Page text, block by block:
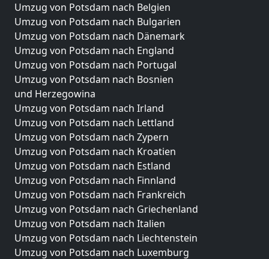
Umzug von Potsdam nach Belgien
Umzug von Potsdam nach Bulgarien
Umzug von Potsdam nach Dänemark
Umzug von Potsdam nach England
Umzug von Potsdam nach Portugal
Umzug von Potsdam nach Bosnien
und Herzegowina
Umzug von Potsdam nach Irland
Umzug von Potsdam nach Lettland
Umzug von Potsdam nach Zypern
Umzug von Potsdam nach Kroatien
Umzug von Potsdam nach Estland
Umzug von Potsdam nach Finnland
Umzug von Potsdam nach Frankreich
Umzug von Potsdam nach Griechenland
Umzug von Potsdam nach Italien
Umzug von Potsdam nach Liechtenstein
Umzug von Potsdam nach Luxemburg